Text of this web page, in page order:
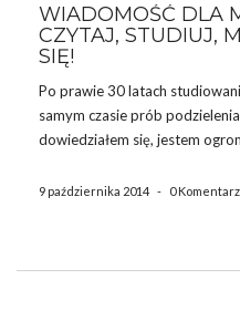
WIADOMOŚĆ DLA
CZYTAJ, STUDIUJ,
SIĘ!
Po prawie 30 latach
samym czasie prób
dowiedziałem się, jestem
potwierdzać moją pracę. To
9 października 2014 - 0